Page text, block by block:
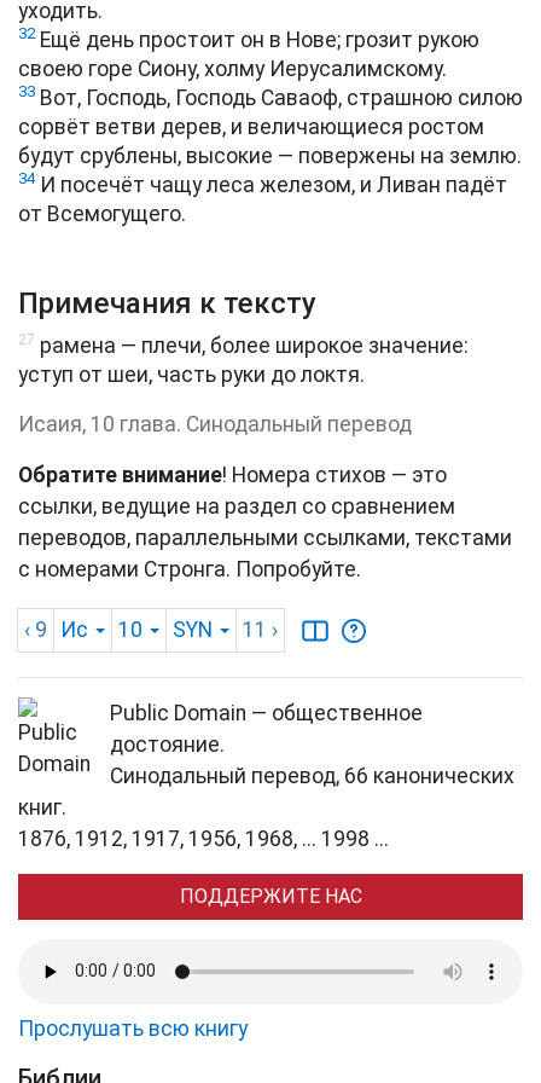
уходить.
32Ещё день простоит он в Нове; грозит рукою
своею горе Сиону, холму Иерусалимскому.
33 Вот, Господь, Господь Саваоф, страшною силою
сорвёт ветви дерев, и величающиеся ростом
будут срублены, высокие — повержены на землю.
34И посечёт чащу леса железом, и Ливан падёт
от Всемогущего.
Примечания к тексту
27 рамена — плечи, более широкое значение:
уступ от шеи, часть руки до локтя.
Исаия, 10 глава. Синодальный перевод
Обратите внимание! Номера стихов — это
ссылки, ведущие на раздел со сравнением
переводов, параллельными ссылками, текстами
с номерами Стронга. Попробуйте.
‹ 9 Ис 10 SYN 11 ›
Public Domain — общественное
достояние.
Синодальный перевод, 66 канонических
книг.
1876, 1912, 1917, 1956, 1968, ... 1998 ...
ПОДДЕРЖИТЕ НАС
Прослушать всю книгу